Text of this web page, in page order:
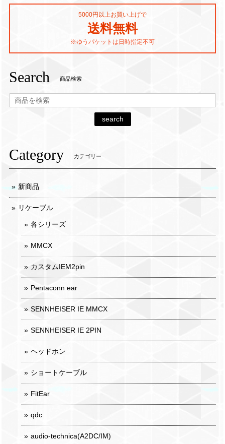
5000円以上お買い上げで
送料無料
※ゆうパケットは日時指定不可
Search 商品検索
search
Category カテゴリー
新商品
リケーブル
各シリーズ
MMCX
カスタムIEM2pin
Pentaconn ear
SENNHEISER IE MMCX
SENNHEISER IE 2PIN
ヘッドホン
ショートケーブル
FitEar
qdc
audio-technica(A2DC/IM)